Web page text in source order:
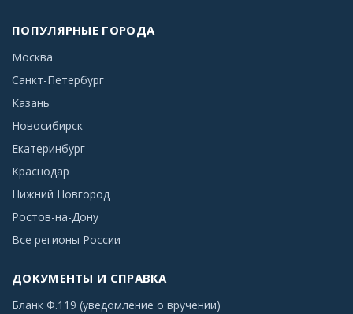
ПОПУЛЯРНЫЕ ГОРОДА
Москва
Санкт-Петербург
Казань
Новосибирск
Екатеринбург
Краснодар
Нижний Новгород
Ростов-на-Дону
Все регионы России
ДОКУМЕНТЫ И СПРАВКА
Бланк Ф.119 (уведомление о вручении)